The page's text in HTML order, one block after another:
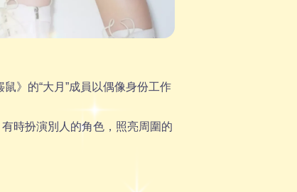
》的“大月”成員以偶像身份工作
時扮演別人的角色，照亮周圍的